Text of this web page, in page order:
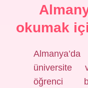
okumak
üniversite
öğrenci